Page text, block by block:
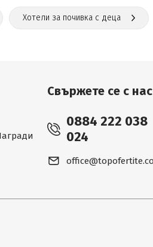
Хотели за почивка с деца
Свържете се с нас
0884 222 038
024